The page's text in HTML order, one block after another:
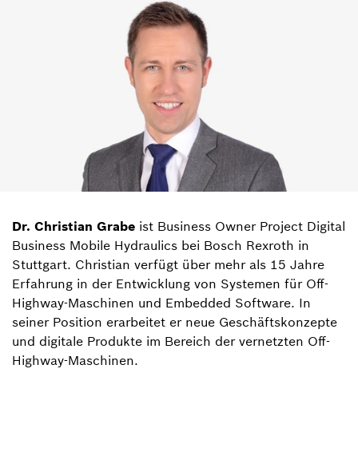
Dr. Christian Grabe ist Business Owner Project Digital
Business Mobile Hydraulics bei Bosch Rexroth in
Stuttgart. Christian verfügt über mehr als 15 Jahre
Erfahrung in der Entwicklung von Systemen für Off-
Highway-Maschinen und Embedded Software. In
seiner Position erarbeitet er neue Geschäftskonzepte
und digitale Produkte im Bereich der vernetzten Off-
Highway-Maschinen.